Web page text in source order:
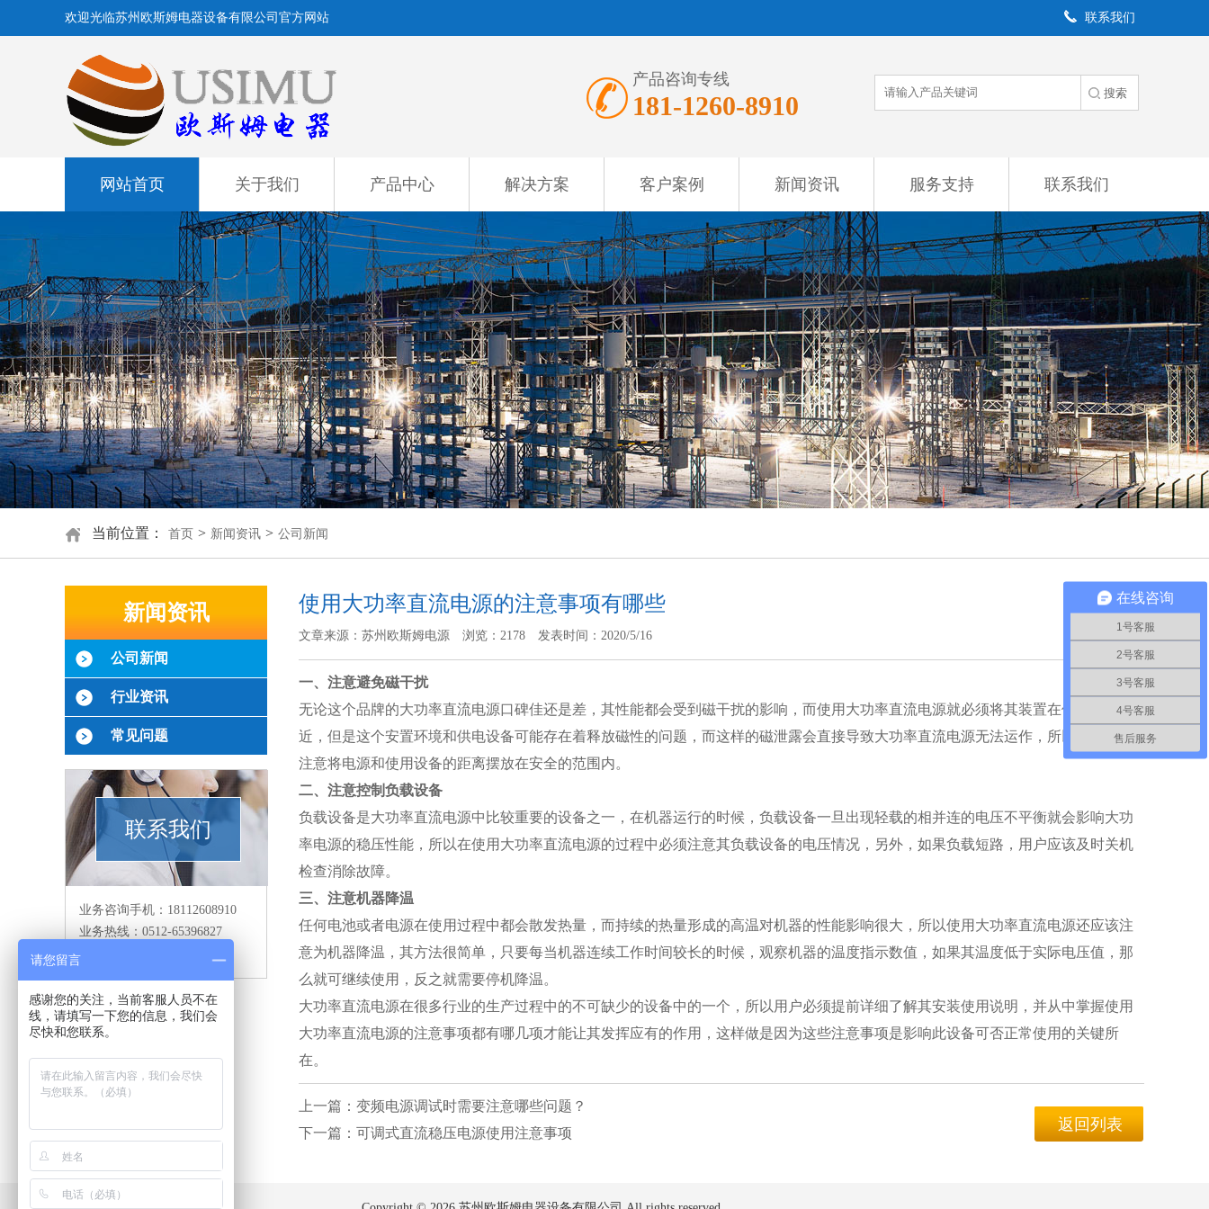
欢迎光临苏州欧斯姆电器设备有限公司官方网站 联系我们
产品咨询专线
181-1260-8910
网站首页 关于我们 产品中心 解决方案 客户案例 新闻资讯 服务支持 联系我们
当前位置： 首页 > 新闻资讯 > 公司新闻
新闻资讯
公司新闻
行业资讯
常见问题
联系我们
业务咨询手机：18112608910
业务热线：0512-65396827
业务传真：0512-65394927
使用大功率直流电源的注意事项有哪些
文章来源：苏州欧斯姆电源 浏览：2178 发表时间：2020/5/16
一、注意避免磁干扰
无论这个品牌的大功率直流电源口碑佳还是差，其性能都会受到磁干扰的影响，而使用大功率直流电源就必须将其装置在供电设备附
近，但是这个安置环境和供电设备可能存在着释放磁性的问题，而这样的磁泄露会直接导致大功率直流电源无法运作，所以用户必须
注意将电源和使用设备的距离摆放在安全的范围内。
二、注意控制负载设备
负载设备是大功率直流电源中比较重要的设备之一，在机器运行的时候，负载设备一旦出现轻载的相并连的电压不平衡就会影响大功
率电源的稳压性能，所以在使用大功率直流电源的过程中必须注意其负载设备的电压情况，另外，如果负载短路，用户应该及时关机
检查消除故障。
三、注意机器降温
任何电池或者电源在使用过程中都会散发热量，而持续的热量形成的高温对机器的性能影响很大，所以使用大功率直流电源还应该注
意为机器降温，其方法很简单，只要每当机器连续工作时间较长的时候，观察机器的温度指示数值，如果其温度低于实际电压值，那
么就可继续使用，反之就需要停机降温。
大功率直流电源在很多行业的生产过程中的不可缺少的设备中的一个，所以用户必须提前详细了解其安装使用说明，并从中掌握使用
大功率直流电源的注意事项都有哪几项才能让其发挥应有的作用，这样做是因为这些注意事项是影响此设备可否正常使用的关键所
在。
上一篇：变频电源调试时需要注意哪些问题？
下一篇：可调式直流稳压电源使用注意事项
返回列表
在线咨询
1号客服
2号客服
3号客服
4号客服
售后服务
请您留言
感谢您的关注，当前客服人员不在
线，请填写一下您的信息，我们会
尽快和您联系。